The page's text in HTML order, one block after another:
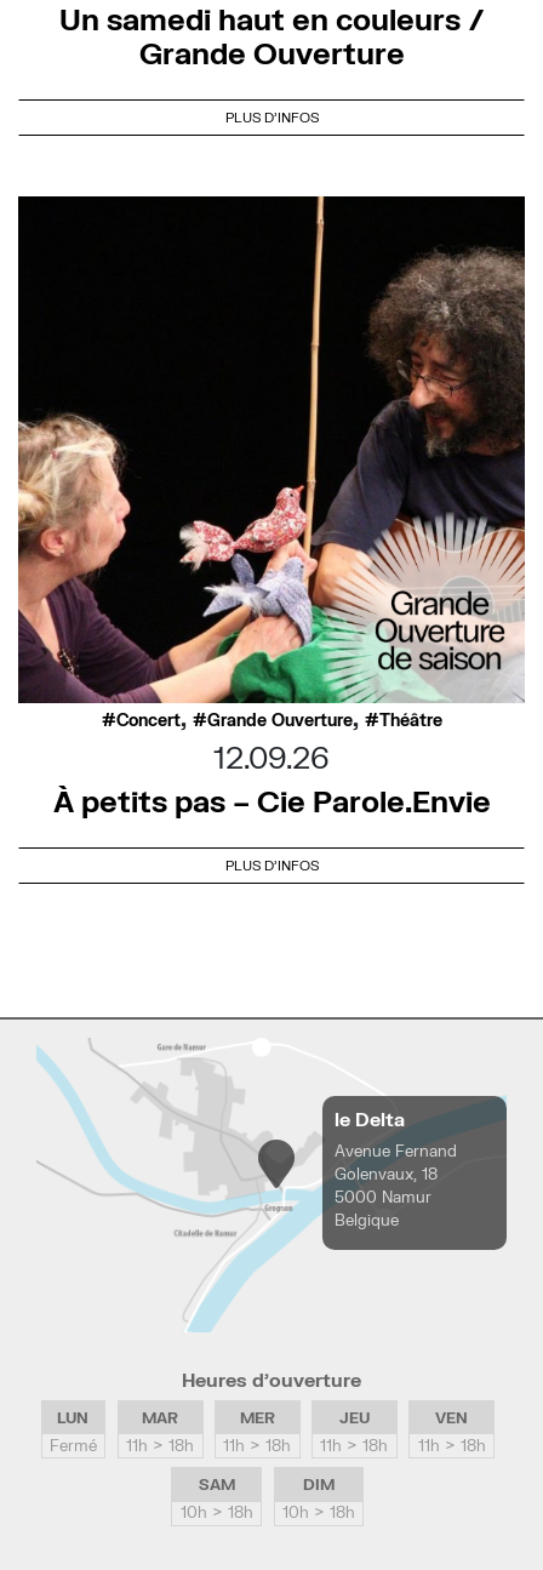
Un samedi haut en couleurs /
Grande Ouverture
PLUS D'INFOS
Concert, Grande Ouverture, Théâtre
12.09.26
À petits pas – Cie Parole.Envie
PLUS D'INFOS
le Delta
Avenue Fernand
Golenvaux, 18
5000 Namur
Belgique
Heures d’ouverture
LUN
Fermé
MAR
11h > 18h
MER
11h > 18h
JEU
11h > 18h
VEN
11h > 18h
SAM
10h > 18h
DIM
10h > 18h